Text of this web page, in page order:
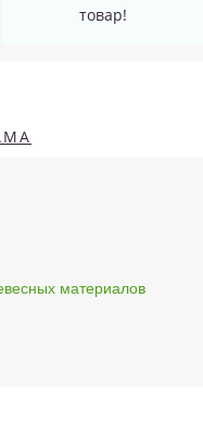
товар!
материалов